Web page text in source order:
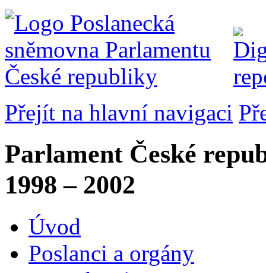
Přejít na hlavní navigaci
Parlament České
1998 – 2002
Úvod
Poslanci a orgány